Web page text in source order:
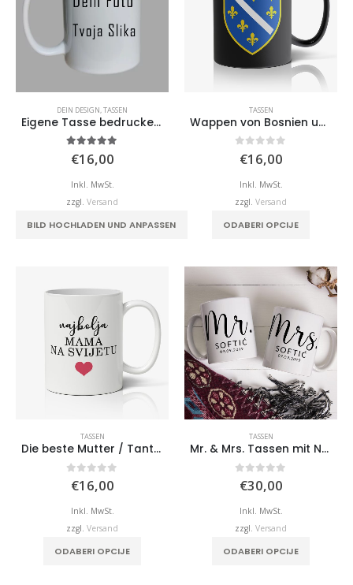
DEIN DESIGN,TASSEN
Eigene Tasse bedrucken lassen
5.00von 5
€16,00
Inkl. MwSt.
zzgl. Versand
BILD HOCHLADEN UND ANPASSEN
TASSEN
Wappen von Bosnien und Herzegowina – Schwarze Tasse
von 5
€16,00
Inkl. MwSt.
zzgl. Versand
ODABERI OPCIJE
TASSEN
Die beste Mutter / Tante / Schwester der Welt (mit Wunschnamen)
0von 5
€16,00
Inkl. MwSt.
zzgl. Versand
ODABERI OPCIJE
TASSEN
Mr. & Mrs. Tassen mit Nachnamen und Datum
0von 5
€30,00
Inkl. MwSt.
zzgl. Versand
ODABERI OPCIJE